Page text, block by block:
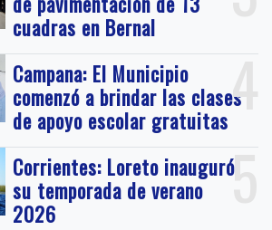
cuadras en Bernal
4
Campana: El Municipio
comenzó a brindar las clases
de apoyo escolar gratuitas
5
Corrientes: Loreto inauguró
su temporada de verano
2026